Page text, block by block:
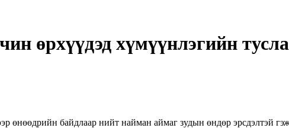
өрхүүдэд хүмүүнлэгийн
өнөөдрийн байдлаар нийт найман аймаг зудын өндөр эрсдэлтэй